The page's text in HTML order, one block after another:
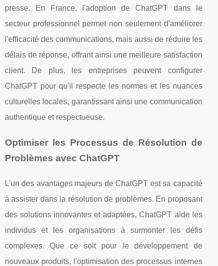
presse. En France, l'adoption de ChatGPT dans le
secteur professionnel permet non seulement d'améliorer
l'efficacité des communications, mais aussi de réduire les
délais de réponse, offrant ainsi une meilleure satisfaction
client. De plus, les entreprises peuvent configurer
ChatGPT pour qu'il respecte les normes et les nuances
culturelles locales, garantissant ainsi une communication
authentique et respectueuse.
Optimiser les Processus de Résolution de
Problèmes avec ChatGPT
L'un des avantages majeurs de ChatGPT est sa capacité
à assister dans la résolution de problèmes. En proposant
des solutions innovantes et adaptées, ChatGPT aide les
individus et les organisations à surmonter les défis
complexes. Que ce soit pour le développement de
nouveaux produits, l'optimisation des processus internes